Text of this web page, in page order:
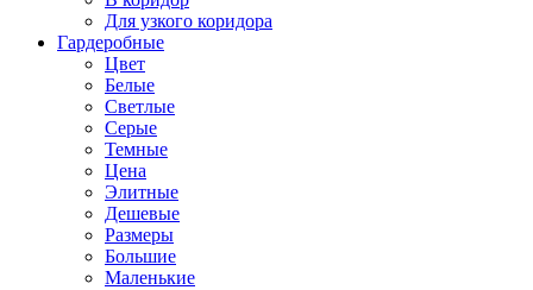
Для узкого коридора
Гардеробные
Цвет
Белые
Светлые
Серые
Темные
Цена
Элитные
Дешевые
Размеры
Большие
Маленькие